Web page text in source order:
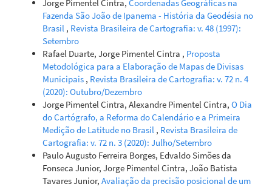
Jorge Pimentel Cintra, Coordenadas Geográficas na
Fazenda São João de Ipanema - História da Geodésia no
Brasil , Revista Brasileira de Cartografia: v. 48 (1997):
Setembro
Rafael Duarte, Jorge Pimentel Cintra , Proposta
Metodológica para a Elaboração de Mapas de Divisas
Municipais , Revista Brasileira de Cartografia: v. 72 n. 4
(2020): Outubro/Dezembro
Jorge Pimentel Cintra, Alexandre Pimentel Cintra, O Dia
do Cartógrafo, a Reforma do Calendário e a Primeira
Medição de Latitude no Brasil , Revista Brasileira de
Cartografia: v. 72 n. 3 (2020): Julho/Setembro
Paulo Augusto Ferreira Borges, Edvaldo Simões da
Fonseca Junior, Jorge Pimentel Cintra, João Batista
Tavares Junior, Avaliação da precisão posicional de um